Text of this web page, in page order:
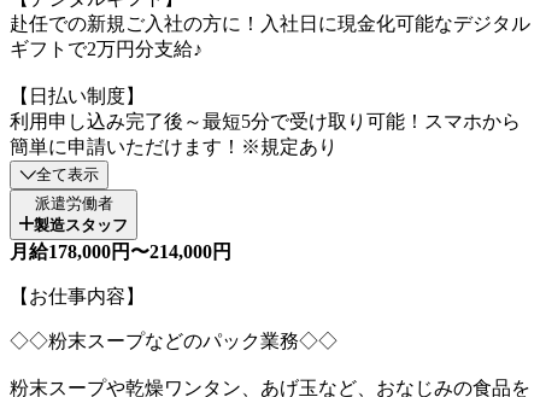
赴任での新規ご入社の方に！入社日に現金化可能なデジタル
ギフトで2万円分支給♪
【日払い制度】
利用申し込み完了後～最短5分で受け取り可能！スマホから
簡単に申請いただけます！※規定あり
全て表示
派遣労働者
製造スタッフ
月給178,000円〜214,000円
【お仕事内容】
◇◇粉末スープなどのパック業務◇◇
粉末スープや乾燥ワンタン、あげ玉など、おなじみの食品を